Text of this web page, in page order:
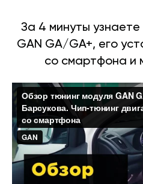
За 4 минуты
GAN GA/GA+, его
со смартфона и